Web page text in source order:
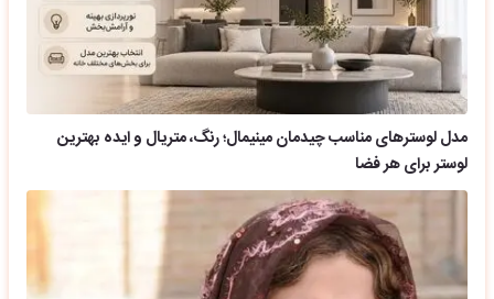
مدل لوسترهای مناسب چیدمان مینیمال؛ رنگ، متریال و ایده بهترین
لوستر برای هر فضا